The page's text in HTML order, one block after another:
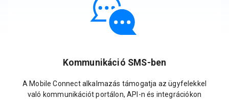
Kommunikáció SMS-ben
A Mobile Connect alkalmazás támogatja az ügyfelekkel
való kommunikációt portálon, API-n és integrációkon